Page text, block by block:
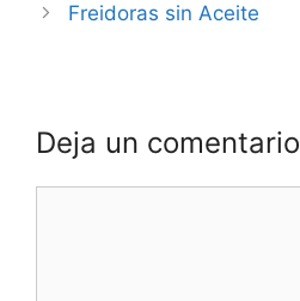
Freidoras sin Aceite
Deja un comentario